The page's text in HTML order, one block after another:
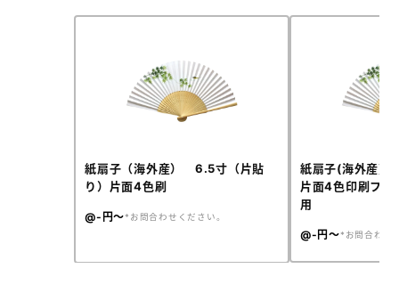
紙扇子（海外産） 6.5寸（片貼
り）片面4色刷
@-円～ お問合わせください。
紙扇子(海外産
片面4色印刷フ
用
@-円～ お問合わせ